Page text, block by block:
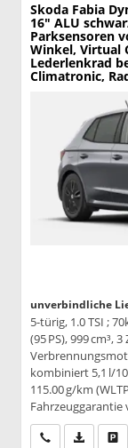
Skoda Fabia
16" ALU
Parksensoren
Winkel, Virtual
Lederlenkrad
Climatronic,
unverbindliche
5-türig, 1.0 TSI ;
(95 PS), 999 cm³,
kombiniert 5,1 l/
115.00 g/km
Fahrzeuggarantie
Wir rufen Sie an
PDF-